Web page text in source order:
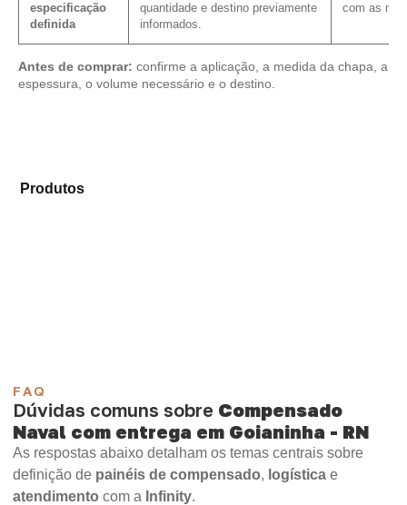
especificação
definida
quantidade e destino previamente
informados.
com as
Antes de comprar: confirme a aplicação, a medida da chapa, a
espessura, o volume necessário e o destino.
Produtos
FAQ
Dúvidas comuns sobre Compensado
Naval com entrega em Goianinha - RN
As respostas abaixo detalham os temas centrais sobre
definição de painéis de compensado, logística e
atendimento com a Infinity.